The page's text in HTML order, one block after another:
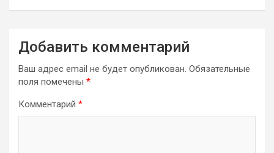
Добавить комментарий
Ваш адрес email не будет опубликован. Обязательные
поля помечены *
Комментарий *